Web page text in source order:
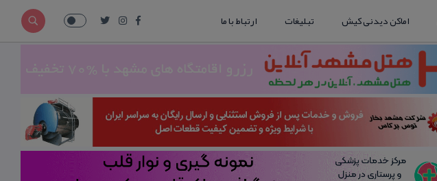
اماکن دیدنی کیش تبلیغات ارتباط با ما